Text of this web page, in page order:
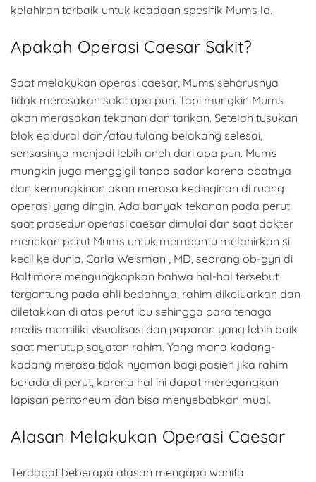
kelahiran terbaik untuk keadaan spesifik Mums lo.
Apakah Operasi Caesar Sakit?
Saat melakukan operasi caesar, Mums seharusnya
tidak merasakan sakit apa pun. Tapi mungkin Mums
akan merasakan tekanan dan tarikan. Setelah tusukan
blok epidural dan/atau tulang belakang selesai,
sensasinya menjadi lebih aneh dari apa pun. Mums
mungkin juga menggigil tanpa sadar karena obatnya
dan kemungkinan akan merasa kedinginan di ruang
operasi yang dingin. Ada banyak tekanan pada perut
saat prosedur operasi caesar dimulai dan saat dokter
menekan perut Mums untuk membantu melahirkan si
kecil ke dunia. Carla Weisman , MD, seorang ob-gyn di
Baltimore mengungkapkan bahwa hal-hal tersebut
tergantung pada ahli bedahnya, rahim dikeluarkan dan
diletakkan di atas perut ibu sehingga para tenaga
medis memiliki visualisasi dan paparan yang lebih baik
saat menutup sayatan rahim. Yang mana kadang-
kadang merasa tidak nyaman bagi pasien jika rahim
berada di perut, karena hal ini dapat meregangkan
lapisan peritoneum dan bisa menyebabkan mual.
Alasan Melakukan Operasi Caesar
Terdapat beberapa alasan mengapa wanita